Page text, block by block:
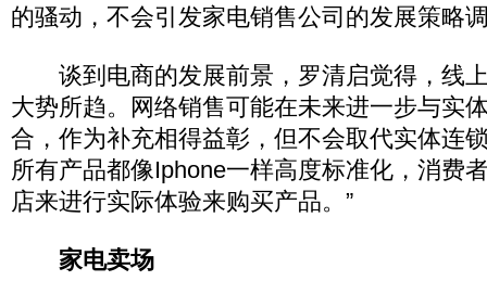
的骚动，不会引发家电销售公司的发展策略
谈到电商的发展前景，罗清启觉得，线
大势所趋。网络销售可能在未来进一步与实
合，作为补充相得益彰，但不会取代实体连
所有产品都像Iphone一样高度标准化，消费
店来进行实际体验来购买产品。”
家电卖场